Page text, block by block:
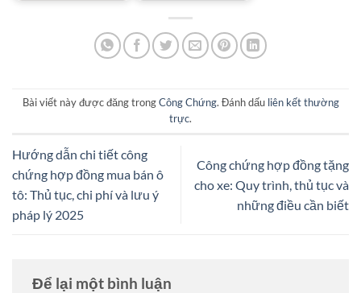
Bài viết này được đăng trongCông Chứng. Đánh dấu liên kết thường
trực.
Hướng dẫn chi tiết công
chứng hợp đồng mua bán ô
tô: Thủ tục, chi phí và lưu ý
pháp lý 2025
Công chứng hợp đồng tặng
cho xe: Quy trình, thủ tục và
những điều cần biết
Để lại một bình luận